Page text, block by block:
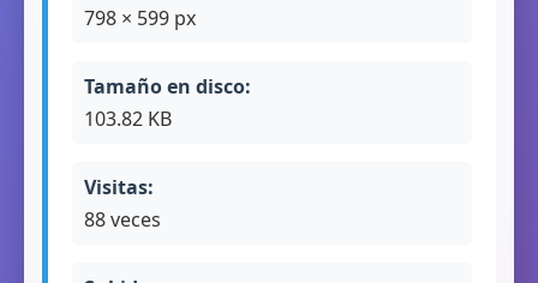
798 × 599 px
Tamaño en disco:
103.82 KB
Visitas:
88 veces